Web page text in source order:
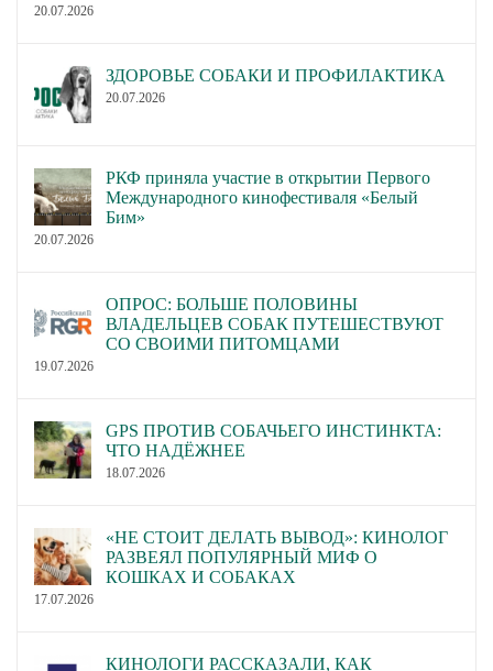
20.07.2026
ЗДОРОВЬЕ СОБАКИ И ПРОФИЛАКТИКА
20.07.2026
РКФ приняла участие в открытии Первого
Международного кинофестиваля «Белый
Бим»
20.07.2026
ОПРОС: БОЛЬШЕ ПОЛОВИНЫ
ВЛАДЕЛЬЦЕВ СОБАК ПУТЕШЕСТВУЮТ
СО СВОИМИ ПИТОМЦАМИ
19.07.2026
GPS ПРОТИВ СОБАЧЬЕГО ИНСТИНКТА:
ЧТО НАДЁЖНЕЕ
18.07.2026
«НЕ СТОИТ ДЕЛАТЬ ВЫВОД»: КИНОЛОГ
РАЗВЕЯЛ ПОПУЛЯРНЫЙ МИФ О
КОШКАХ И СОБАКАХ
17.07.2026
КИНОЛОГИ РАССКАЗАЛИ, КАК